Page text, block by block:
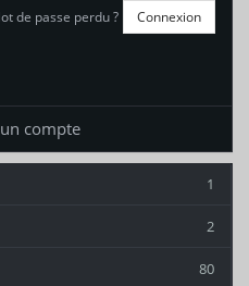
de passe perdu ?
compte
1
2
80